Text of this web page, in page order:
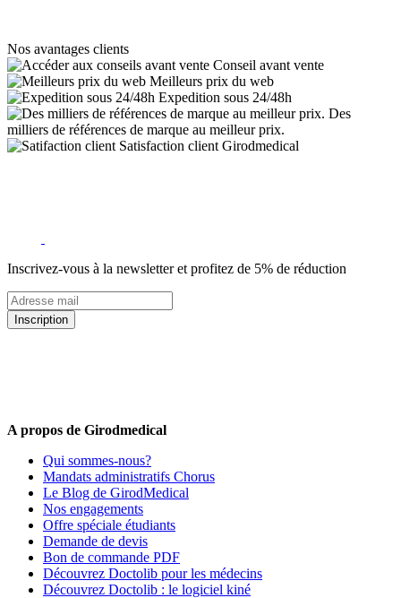
Nos avantages clients
Conseil avant vente
Meilleurs prix du web
Expedition sous 24/48h
Des
milliers de références de marque au meilleur prix.
Satisfaction client Girodmedical
Inscrivez-vous à la newsletter et profitez de 5% de réduction
Inscription
A propos de Girodmedical
Qui sommes-nous?
Mandats administratifs Chorus
Le Blog de GirodMedical
Nos engagements
Offre spéciale étudiants
Demande de devis
Bon de commande PDF
Découvrez Doctolib pour les médecins
Découvrez Doctolib : le logiciel kiné